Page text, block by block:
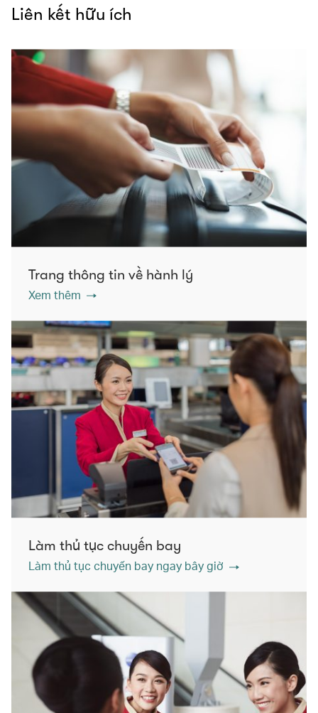
Liên kết hữu ích
Trang thông tin về hành lý
Xem thêm
Làm thủ tục chuyến bay
Làm thủ tục chuyến bay ngay bây giờ